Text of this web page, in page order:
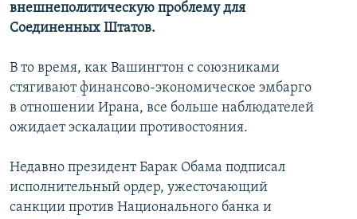
XƏBƏR BÜLLETENLƏRIMIZ
внешнеполитическую проблему для
Соединенных Штатов.
В то время, как Вашингтон с союзниками
стягивают финансово-экономическое эмбарго
в отношении Ирана, все больше наблюдателей
ожидает эскалации противостояния.
Недавно президент Барак Обама подписал
исполнительный ордер, ужесточающий
санкции против Национального банка и